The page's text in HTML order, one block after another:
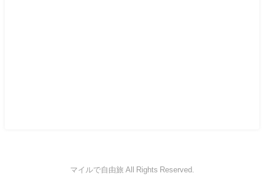
マイルで自由旅 All Rights Reserved.